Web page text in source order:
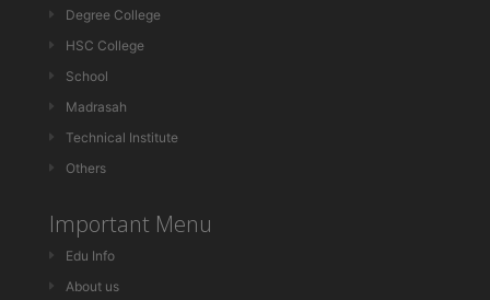
Degree College
HSC College
School
Madrasah
Technical Institute
Others
Important Menu
Edu Info
About us